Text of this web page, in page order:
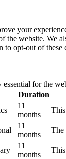
your
the website. We
to opt-out of
essential for the
Duration
11
months
11
months
The
11
months
This